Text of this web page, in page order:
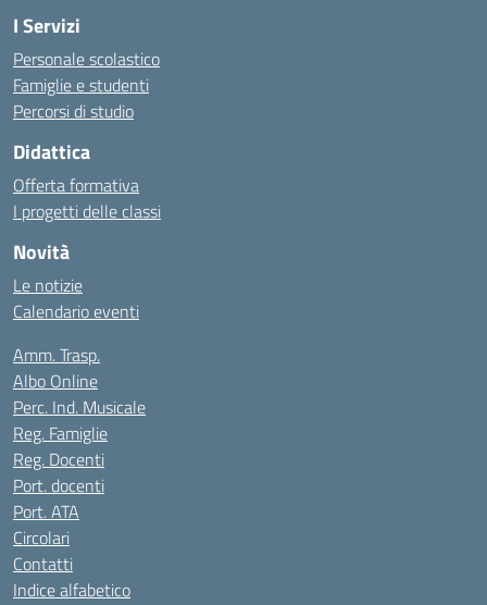
I Servizi
Personale scolastico
Famiglie e studenti
Percorsi di studio
Didattica
Offerta formativa
I progetti delle classi
Novità
Le notizie
Calendario eventi
Amm. Trasp.
Albo Online
Perc. Ind. Musicale
Reg. Famiglie
Reg. Docenti
Port. docenti
Port. ATA
Circolari
Contatti
Indice alfabetico